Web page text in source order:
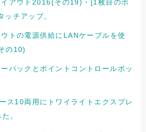
アウト2016(その19)・[1枚目のボ
ッチアップ。
トの電源供給にLANケーブルを使
の10)
パックとポイントコントロールボッ
ス10両用にトワイライトエクスプレ
。